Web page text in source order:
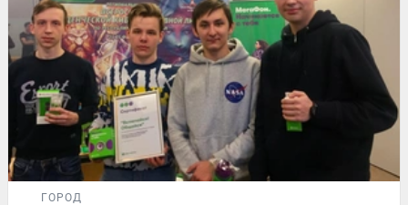
ГОРОД